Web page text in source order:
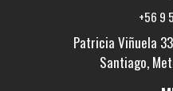
+56 9
Patricia Viñuela
Santiago,